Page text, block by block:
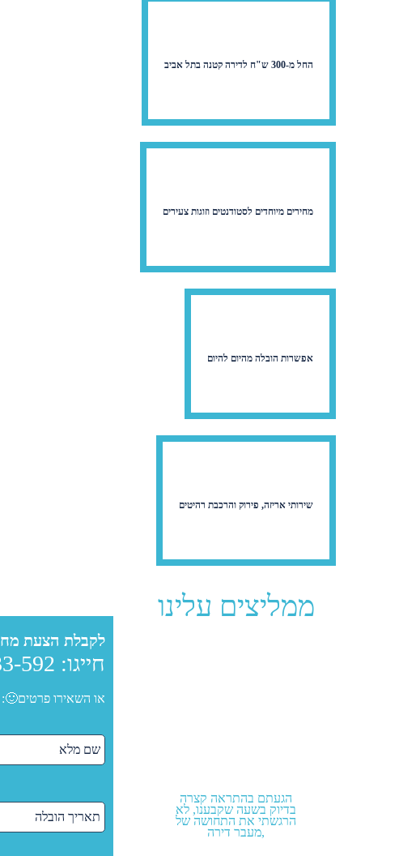
לקבלת הצעת
חייגו: 592
או השאירו פרטים🙂:
החל מ-300 ש"ח לדירה קטנה בתל אביב
מחירים מיוחדים לסטודנטים וזוגות צעירים
אפשרות הובלה מהיום להיום
שירותי אריזה, פירוק והרכבת רהיטים
ממליצים עלינו
בדיוק בשעה שקבענו,
הרגשתי את התחושה
מעבר דירה,
הזמנתי הובלה מהיום להיום
בתוך תל אביב קיבלתי גם